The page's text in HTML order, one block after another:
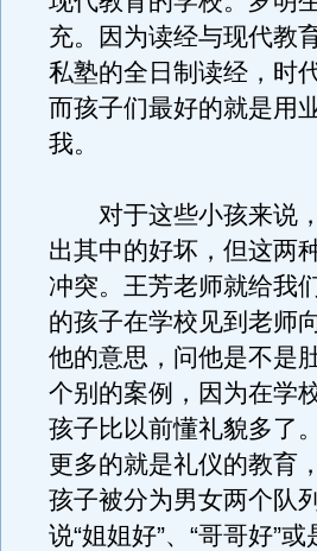
充。因为读经与现代教
私塾的全日制读经，时
而孩子们最好的就是用
我。
对于这些小孩来说，
出其中的好坏，但这两
冲突。王芳老师就给我
的孩子在学校见到老师
他的意思，问他是不是
个别的案例，因为在学
孩子比以前懂礼貌多了
更多的就是礼仪的教育
孩子被分为男女两个队
说“姐姐好”、“哥哥好”或